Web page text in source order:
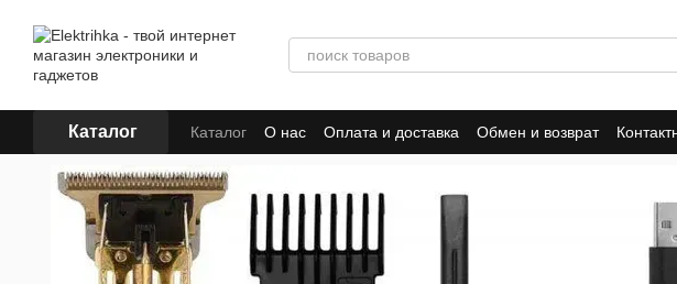
Каталог Каталог О нас Оплата и доставка Обмен и возврат
Отзывы о магазине
Для поставщиков Dropshipping Trade-In